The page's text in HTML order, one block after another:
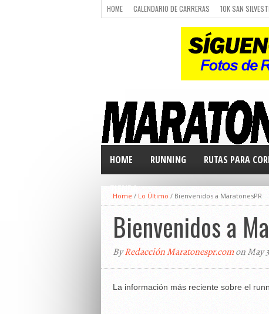
HOME CALENDARIO DE CARRERAS 10K SAN
LUGARES PARA CORRER CALENDARIO
HOME RUNNING RUTAS PARA
TIENDA
Home / Lo Último / Bienvenidos a MaratonesPR
Bienvenidos a
ByRedacción Maratonespr.comon May
La información más reciente sobre el